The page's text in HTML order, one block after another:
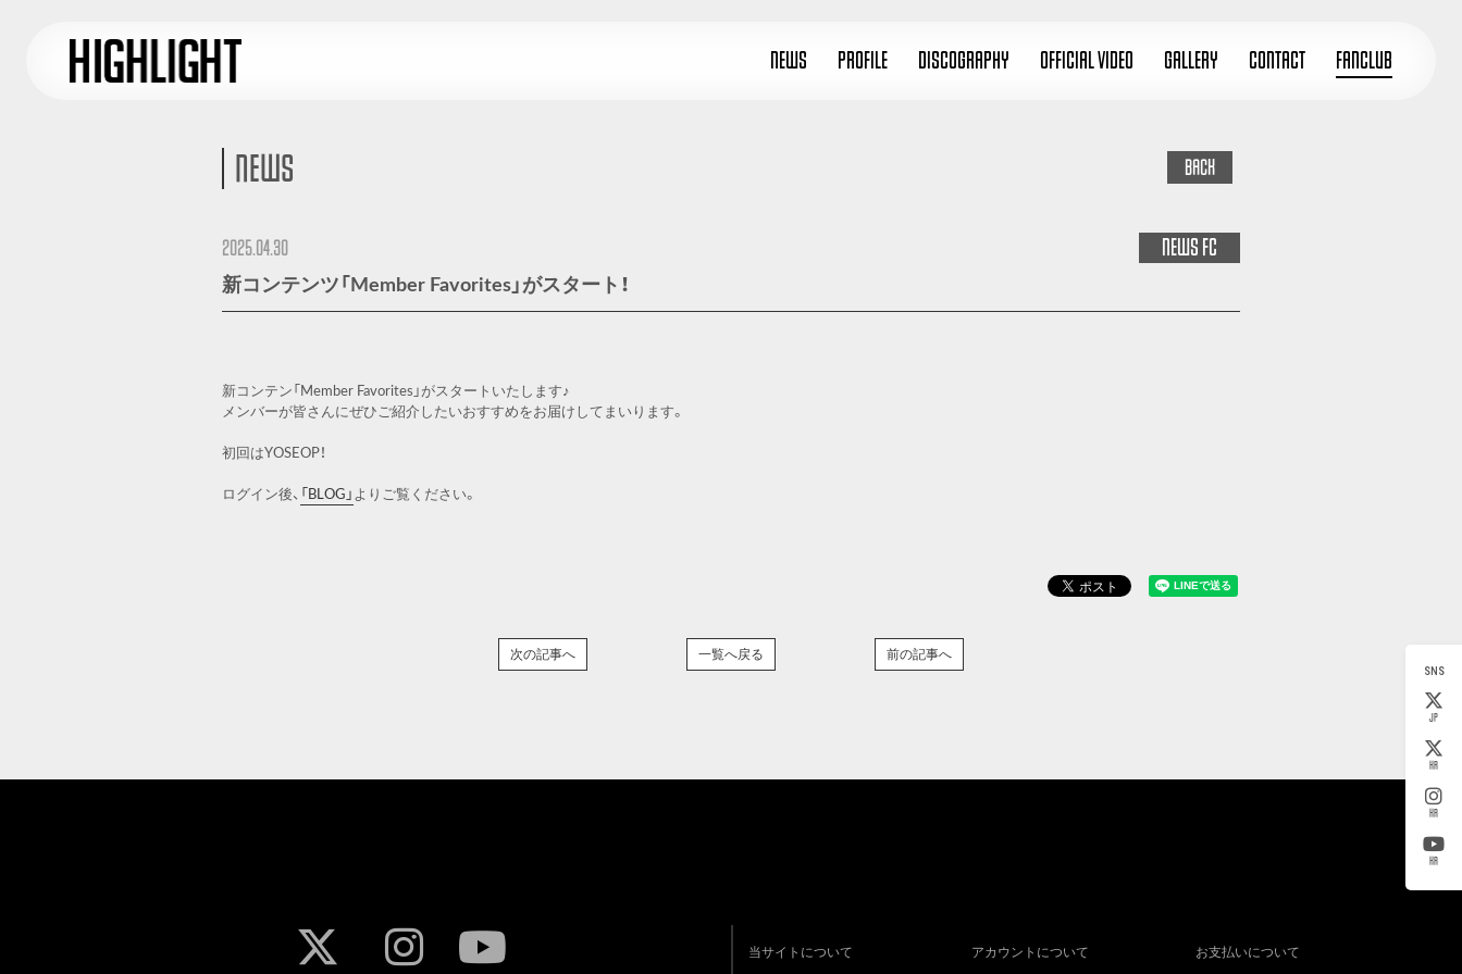
NEWS PROFILE DISCOGRAPHY OFFICIAL VIDEO GALLERY CONTACT FANCLUB
SNS
JP
KR
KR
KR
NEWS BACK
2025.04.30 NEWSFC
新コンテンツ「Member Favorites」がスタート！
新コンテン「Member Favorites」がスタートいたします♪
メンバーが皆さんにぜひご紹介したいおすすめをお届けしてまいります。
初回はYOSEOP！
ログイン後、 「BLOG」 よりご覧ください。
次の記事へ 一覧へ戻る 前の記事へ
当サイトについて アカウントについて お支払いについて